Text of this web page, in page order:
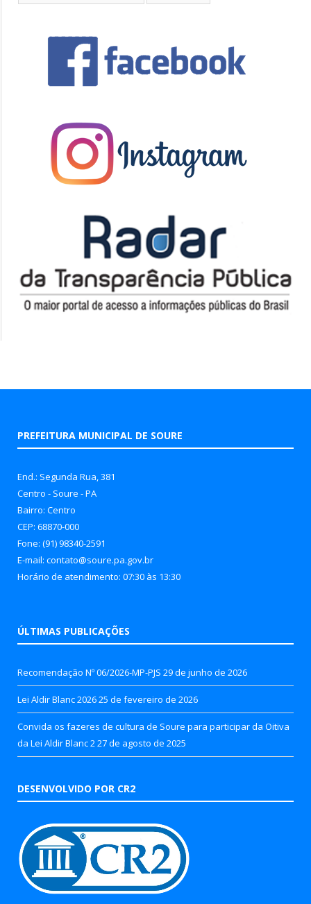
PREFEITURA MUNICIPAL DE SOURE
End.: Segunda Rua, 381
Centro - Soure - PA
Bairro: Centro
CEP: 68870-000
Fone: (91) 98340-2591
E-mail: contato@soure.pa.gov.br
Horário de atendimento: 07:30 às 13:30
ÚLTIMAS PUBLICAÇÕES
Recomendação Nº 06/2026-MP-PJS 29 de junho de 2026
Lei Aldir Blanc 202625 de fevereiro de 2026
Convida os fazeres de cultura de Soure para participar da Oitiva
da Lei Aldir Blanc 2 27 de agosto de 2025
DESENVOLVIDO POR CR2